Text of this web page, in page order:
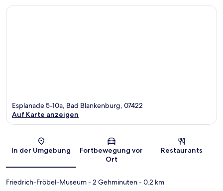
Karte
Esplanade 5-10a, Bad Blankenburg, 07422
Auf Karte anzeigen
In der Umgebung
Fortbewegung vor
Ort
Restaurants
Friedrich-Fröbel-Museum- 2 Gehminuten- 0.2 km